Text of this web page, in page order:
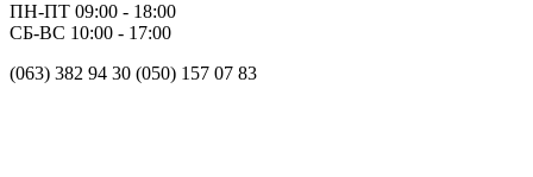
ПН-ПТ 09:00 - 18:00
СБ-ВС 10:00 - 17:00
(063) 382 94 30 (050) 157 07 83